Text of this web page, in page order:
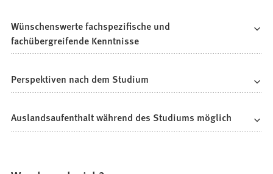
Wünschenswerte fachspezifische und
fachübergreifende Kenntnisse
Perspektiven nach dem Studium
Auslandsaufenthalt während des Studiums möglich